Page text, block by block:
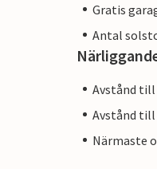
Gratis
Antal
Avstånd till
Avstånd till
Närmaste